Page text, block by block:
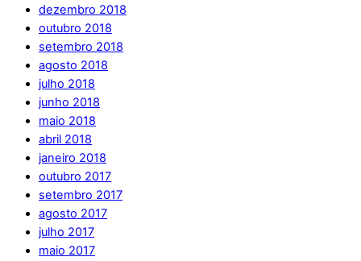
dezembro 2018
outubro 2018
setembro 2018
agosto 2018
julho 2018
junho 2018
maio 2018
abril 2018
janeiro 2018
outubro 2017
setembro 2017
agosto 2017
julho 2017
maio 2017